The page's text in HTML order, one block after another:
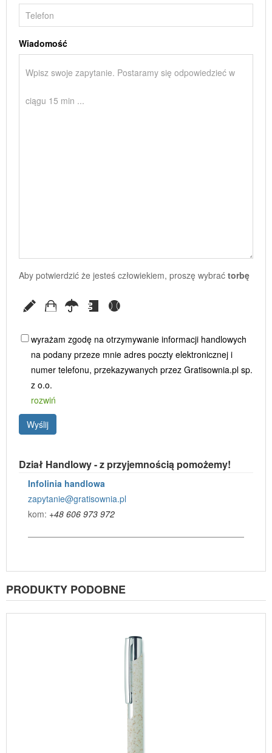
Wiadomość
Aby potwierdzić że jesteś człowiekiem, proszę wybrać torbę
wyrażam zgodę na otrzymywanie informacji handlowych
na podany przeze mnie adres poczty elektronicznej i
numer telefonu, przekazywanych przez Gratisownia.pl sp.
z o.o.
rozwiń
Wyślij
Dział Handlowy - z przyjemnością pomożemy!
Infolinia handlowa
zapytanie@gratisownia.pl
kom: +48 606 973 972
PRODUKTY PODOBNE